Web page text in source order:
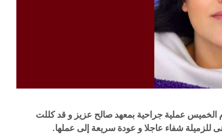
عملية جراحية بمعهد صالح عزيز و قد كللت
للزميلة شفاء عاجلا و عودة سريعة إلى عملها.